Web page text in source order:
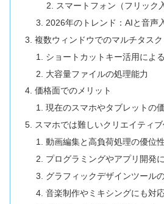
スマートフォン（フリック
2026年のトレンド：AIと音声
複数ウィンドウでのマルチタスク
ショートカットキー活用によ
大容量ファイルの処理能力
価格面でのメリット
現在のスマホやタブレットの
スマホでは難しいクリエイティ
動画編集と高負荷処理の優位性
プログラミングやアプリ開発
グラフィックデザインツール
音楽制作やミキシングにも対